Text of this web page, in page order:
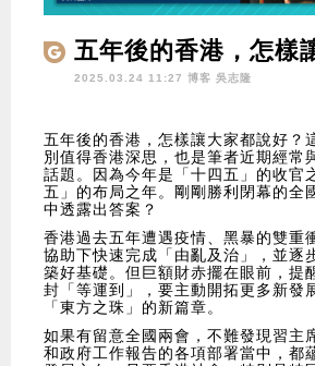
五年後的香港，怎樣
好？
2025.03.24 11:27 博客 吳志隆
五年後的香港，怎樣讓大家都說好？
別值得香港深思，也是筆者近期經常
話題。因為今年是「十四五」的收官
五」的布局之年。剛剛勝利閉幕的全
中透露出答案？
香港過去五年遭遇疫情、黑暴的雙重
協助下快速完成「由亂及治」，並逐
築好基礎。但巨額財赤擺在眼前，提
封「等運到」，要主動開拓更多新發
「東方之珠」的新篇章。
如果有留意全國兩會，不難發現習主
和政府工作報告的各項部署當中，都